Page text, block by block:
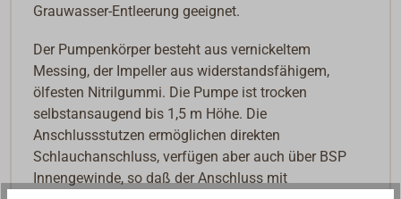
Grauwasser-Entleerung geeignet.
Der Pumpenkörper besteht aus vernickeltem
Messing, der Impeller aus widerstandsfähigem,
ölfesten Nitrilgummi. Die Pumpe ist trocken
selbstansaugend bis 1,5 m Höhe. Die
Anschlussstutzen ermöglichen direkten
Schlauchanschluss, verfügen aber auch über BSP
Innengewinde, so daß der Anschluss mit